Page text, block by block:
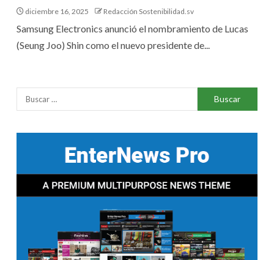
diciembre 16, 2025 Redacción Sostenibilidad.sv
Samsung Electronics anunció el nombramiento de Lucas
(Seung Joo) Shin como el nuevo presidente de...